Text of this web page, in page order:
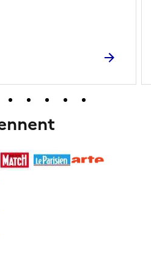
leur choix qu’ils tireront
donnera à chaque
expliquant toutes les
tirage en noir et blanc /
et séchage des